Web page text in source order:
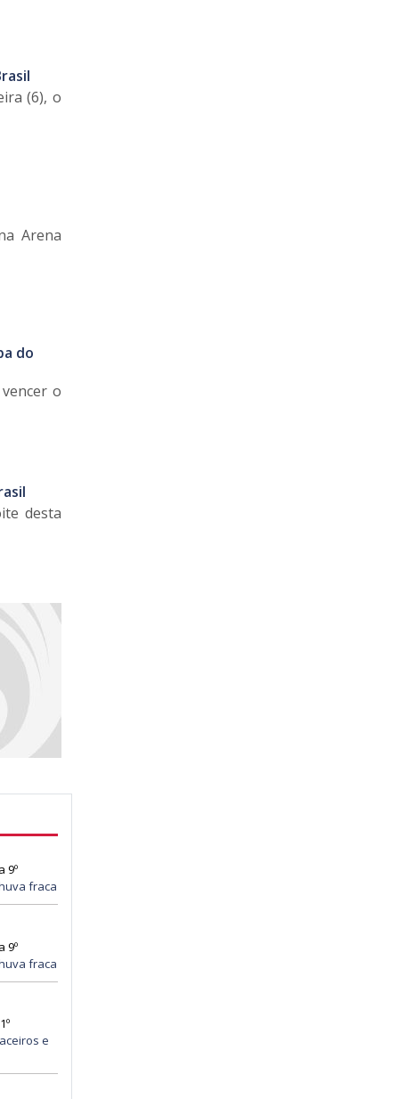
(6), o
Arena
do
o
desta
9º
fraca
9º
fraca
e